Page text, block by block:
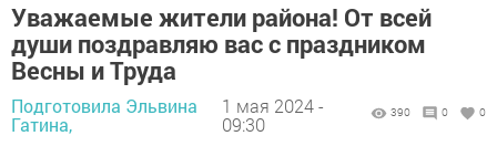
Уважаемые жители района! От всей
души поздравляю вас с праздником
Весны и Труда
Подготовила Эльвина
Гатина,
1 мая 2024 -
09:30
390 0 0